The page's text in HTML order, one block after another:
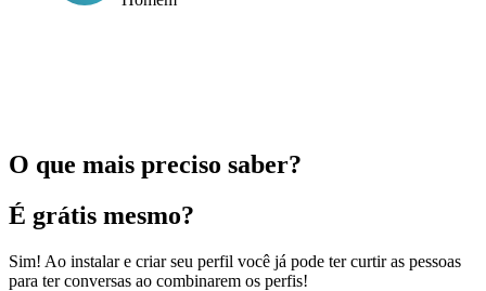
O que mais preciso saber?
É grátis mesmo?
Sim! Ao instalar e criar seu perfil você já pode ter curtir as pessoas
para ter conversas ao combinarem os perfis!